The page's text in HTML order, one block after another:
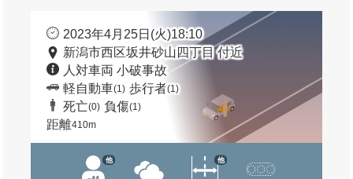
2023年4月25日(火)18:10
新潟市西区坂井砂山四丁目 付近
人対車両 小破事故
軽自動車(1) 歩行者(1)
死亡(0) 負傷(1)
距離410m
他 他